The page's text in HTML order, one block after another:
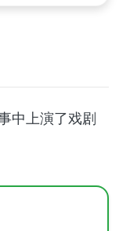
中上演了戏剧